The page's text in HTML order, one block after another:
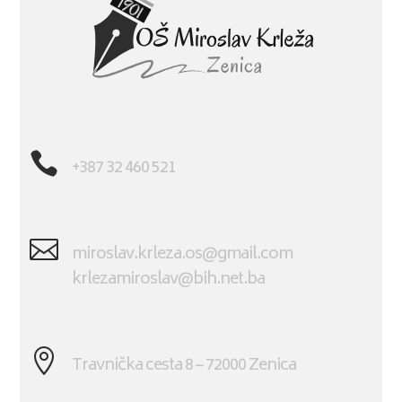
 +387 32 460 521
 miroslav.krleza.os@gmail.com
krlezamiroslav@bih.net.ba
 Travnička cesta 8 – 72000 Zenica